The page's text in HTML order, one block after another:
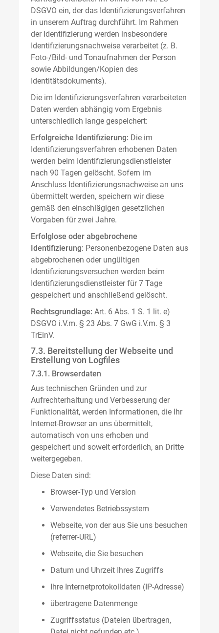
DSGVO ein, der das Identifizierungsverfahren
in unserem Auftrag durchführt. Im Rahmen
der Identifizierung werden insbesondere
Identifizierungsnachweise verarbeitet (z. B.
Foto-/Bild- und Tonaufnahmen der Person
sowie Abbildungen/Kopien des
Identitätsdokuments).
Die im Identifizierungsverfahren verarbeiteten
Daten werden abhängig vom Ergebnis
unterschiedlich lange gespeichert:
Erfolgreiche Identifizierung: Die im
Identifizierungsverfahren erhobenen Daten
werden beim Identifizierungsdienstleister
nach 90 Tagen gelöscht. Sofern im
Anschluss Identifizierungsnachweise an uns
übermittelt werden, speichern wir diese
gemäß den einschlägigen gesetzlichen
Vorgaben für zwei Jahre.
Erfolglose oder abgebrochene
Identifizierung: Personenbezogene Daten aus
abgebrochenen oder ungültigen
Identifizierungsversuchen werden beim
Identifizierungsdienstleister für 7 Tage
gespeichert und anschließend gelöscht.
Rechtsgrundlage: Art. 6 Abs. 1 S. 1 lit. e)
DSGVO i.V.m. § 23 Abs. 7 GwG i.V.m. § 3
TrEinV.
7.3. Bereitstellung der Webseite und
Erstellung von Logfiles
7.3.1. Browserdaten
Aus technischen Gründen und zur
Aufrechterhaltung und Verbesserung der
Funktionalität, werden Informationen, die Ihr
Internet-Browser an uns übermittelt,
automatisch von uns erhoben und
gespeichert und soweit erforderlich, an Dritte
weitergegeben.
Diese Daten sind:
Browser-Typ und Version
Verwendetes Betriebssystem
Webseite, von der aus Sie uns besuchen
(referrer-URL)
Webseite, die Sie besuchen
Datum und Uhrzeit Ihres Zugriffs
Ihre Internetprotokolldaten (IP-Adresse)
übertragene Datenmenge
Zugriffsstatus (Dateien übertragen,